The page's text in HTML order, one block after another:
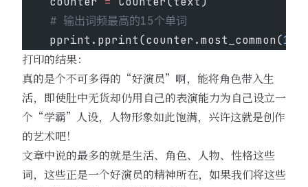
    # 输出词频最高的15个单词
    pprint.pprint(counter.most_common(
15
打印的结果：
真的是个不可多得的“好演员”啊，能将角色带入生
活，即使肚中无货却仍用自己的表演能力为自己设立一
个“学霸”人设，人物形象如此饱满，兴许这就是创作
的艺术吧！
文章中说的最多的就是生活、角色、人物、性格这些
词，这些正是一个好演员的精神所在，如果我们将这些